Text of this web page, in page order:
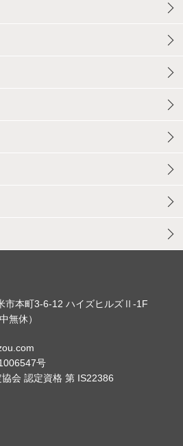
市本町3-6-12 ハイズヒルズⅡ-1F
無休）
号
会 認定資格 第 IS22386